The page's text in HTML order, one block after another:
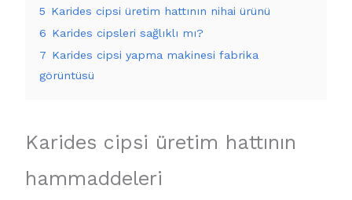
5 Karides cipsi üretim hattının nihai ürünü
6 Karides cipsleri sağlıklı mı?
7 Karides cipsi yapma makinesi fabrika
görüntüsü
Karides cipsi üretim hattının
hammaddeleri